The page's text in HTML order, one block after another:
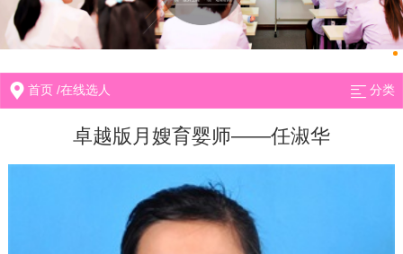
首页 /在线选人 分类
卓越版月嫂育婴师——任淑华